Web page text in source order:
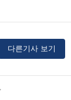
다른기사 보기